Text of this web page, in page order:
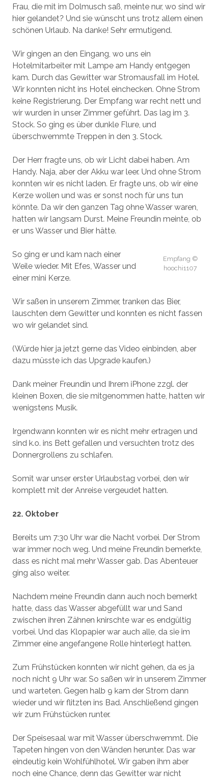
Frau, die mit im Dolmusch saß, meinte nur, wo sind wir
hier gelandet? Und sie wünscht uns trotz allem einen
schönen Urlaub. Na danke! Sehr ermutigend.
Wir gingen an den Eingang, wo uns ein
Hotelmitarbeiter mit Lampe am Handy entgegen
kam. Durch das Gewitter war Stromausfall im Hotel.
Wir konnten nicht ins Hotel einchecken. Ohne Strom
keine Registrierung. Der Empfang war recht nett und
wir wurden in unser Zimmer geführt. Das lag im 3.
Stock. So ging es über dunkle Flure, und
überschwemmte Treppen in den 3. Stock.
Der Herr fragte uns, ob wir Licht dabei haben. Am
Handy. Naja, aber der Akku war leer. Und ohne Strom
konnten wir es nicht laden. Er fragte uns, ob wir eine
Kerze wollen und was er sonst noch für uns tun
könnte. Da wir den ganzen Tag ohne Wasser waren,
hatten wir langsam Durst. Meine Freundin meinte, ob
er uns Wasser und Bier hätte.
Empfang ©
hoochi1107
So ging er und kam nach einer
Weile wieder. Mit Efes, Wasser und
einer mini Kerze.
Wir saßen in unserem Zimmer, tranken das Bier,
lauschten dem Gewitter und konnten es nicht fassen
wo wir gelandet sind.
(Würde hier ja jetzt gerne das Video einbinden, aber
dazu müsste ich das Upgrade kaufen.)
Dank meiner Freundin und Ihrem iPhone zzgl. der
kleinen Boxen, die sie mitgenommen hatte, hatten wir
wenigstens Musik.
Irgendwann konnten wir es nicht mehr ertragen und
sind k.o. ins Bett gefallen und versuchten trotz des
Donnergrollens zu schlafen.
Somit war unser erster Urlaubstag vorbei, den wir
komplett mit der Anreise vergeudet hatten.
22. Oktober
Bereits um 7:30 Uhr war die Nacht vorbei. Der Strom
war immer noch weg. Und meine Freundin bemerkte,
dass es nicht mal mehr Wasser gab. Das Abenteuer
ging also weiter.
Nachdem meine Freundin dann auch noch bemerkt
hatte, dass das Wasser abgefüllt war und Sand
zwischen ihren Zähnen knirschte war es endgültig
vorbei. Und das Klopapier war auch alle, da sie im
Zimmer eine angefangene Rolle hinterlegt hatten.
Zum Frühstücken konnten wir nicht gehen, da es ja
noch nicht 9 Uhr war. So saßen wir in unserem Zimmer
und warteten. Gegen halb 9 kam der Strom dann
wieder und wir flitzten ins Bad. Anschließend gingen
wir zum Frühstücken runter.
Der Speisesaal war mit Wasser überschwemmt. Die
Tapeten hingen von den Wänden herunter. Das war
eindeutig kein Wohlfühlhotel. Wir gaben ihm aber
noch eine Chance, denn das Gewitter war nicht